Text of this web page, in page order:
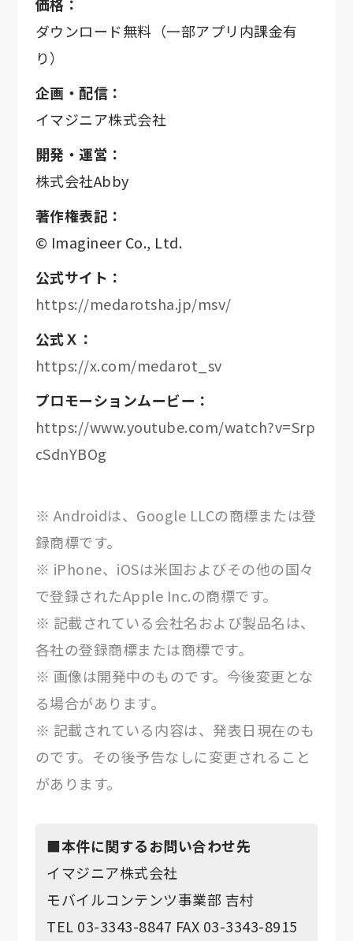
ダウンロード無料（一部アプリ内課金有
り）
企画・配信：
イマジニア株式会社
開発・運営：
株式会社Abby
著作権表記：
© Imagineer Co., Ltd.
公式サイト：
https://medarotsha.jp/msv/
公式Ｘ：
https://x.com/medarot_sv
プロモーションムービー：
https://www.youtube.com/watch?v=Srp
cSdnYBOg
※ Androidは、Google LLCの商標または登
録商標です。
※ iPhone、iOSは米国およびその他の国々
で登録されたApple Inc.の商標です。
※ 記載されている会社名および製品名は、
各社の登録商標または商標です。
※ 画像は開発中のものです。今後変更とな
る場合があります。
※ 記載されている内容は、発表日現在のも
のです。その後予告なしに変更されること
があります。
■本件に関するお問い合わせ先
イマジニア株式会社
モバイルコンテンツ事業部 吉村
TEL 03-3343-8847 FAX 03-3343-8915